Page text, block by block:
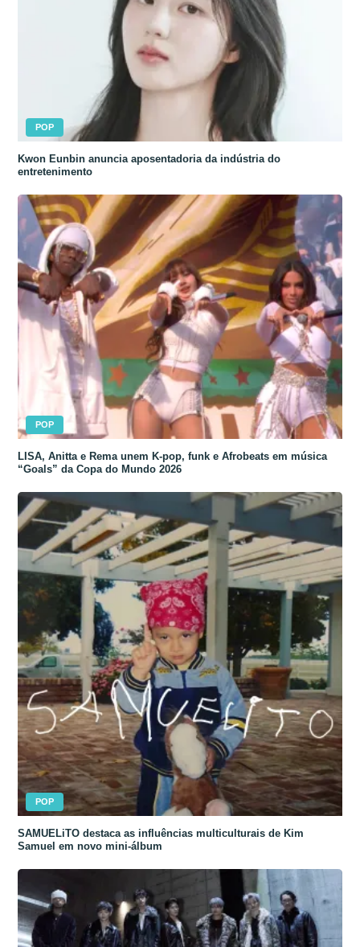
POP
Kwon Eunbin anuncia aposentadoria da indústria do
entretenimento
POP
LISA, Anitta e Rema unem K-pop, funk e Afrobeats em música
“Goals” da Copa do Mundo 2026
POP
SAMUELiTO destaca as influências multiculturais de Kim
Samuel em novo mini-álbum